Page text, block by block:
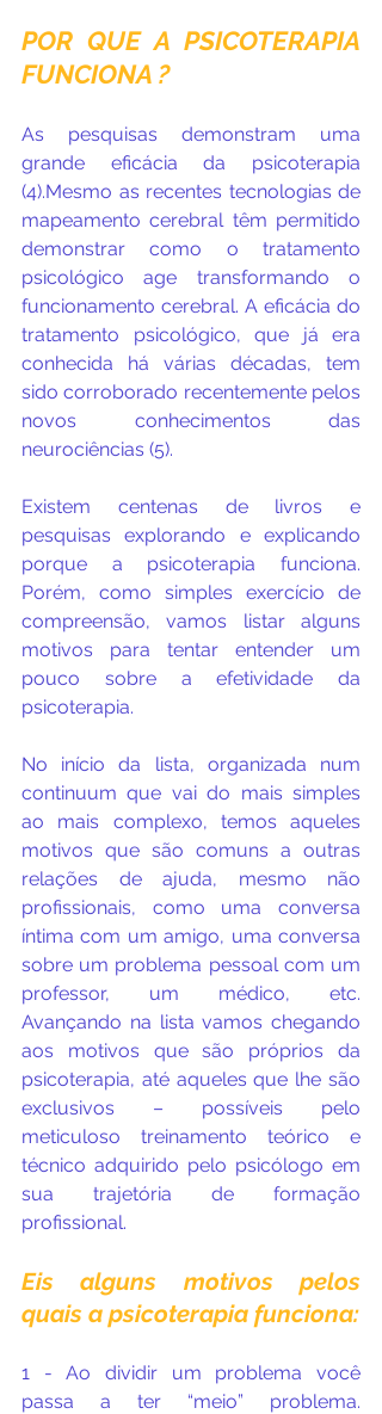
POR QUE A PSICOTERAPIA
FUNCIONA ?
As pesquisas demonstram uma
grande eficácia da psicoterapia
(4).Mesmo as recentes tecnologias de
mapeamento cerebral têm permitido
demonstrar como o tratamento
psicológico age transformando o
funcionamento cerebral. A eficácia do
tratamento psicológico, que já era
conhecida há várias décadas, tem
sido corroborado recentemente pelos
novos conhecimentos das
neurociências (5).
Existem centenas de livros e
pesquisas explorando e explicando
porque a psicoterapia funciona.
Porém, como simples exercício de
compreensão, vamos listar alguns
motivos para tentar entender um
pouco sobre a efetividade da
psicoterapia.
No início da lista, organizada num
continuum que vai do mais simples
ao mais complexo, temos aqueles
motivos que são comuns a outras
relações de ajuda, mesmo não
profissionais, como uma conversa
íntima com um amigo, uma conversa
sobre um problema pessoal com um
professor, um médico, etc.
Avançando na lista vamos chegando
aos motivos que são próprios da
psicoterapia, até aqueles que lhe são
exclusivos – possíveis pelo
meticuloso treinamento teórico e
técnico adquirido pelo psicólogo em
sua trajetória de formação
profissional.
Eis alguns motivos pelos
quais a psicoterapia funciona:
1 - Ao dividir um problema você
passa a ter “meio” problema.